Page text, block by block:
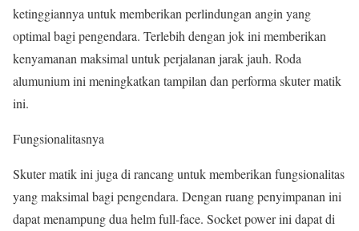
ketinggiannya untuk memberikan perlindungan angin yang
optimal bagi pengendara. Terlebih dengan jok ini memberikan
kenyamanan maksimal untuk perjalanan jarak jauh. Roda
alumunium ini meningkatkan tampilan dan performa skuter matik
ini.
Fungsionalitasnya
Skuter matik ini juga di rancang untuk memberikan fungsionalitas
yang maksimal bagi pengendara. Dengan ruang penyimpanan ini
dapat menampung dua helm full-face. Socket power ini dapat di